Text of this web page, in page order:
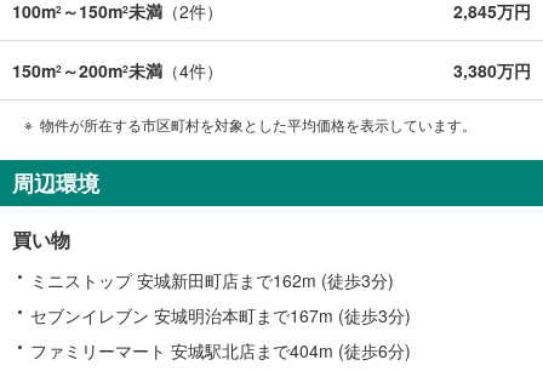
100m2 ～150m2未満 （2件） 2,845万円
150m2 ～200m2未満 （4件） 3,380万円
物件が所在する市区町村を対象とした平均価格を表示しています。
周辺環境
買い物
ミニストップ 安城新田町店まで162m (徒歩3分)
セブンイレブン 安城明治本町まで167m (徒歩3分)
ファミリーマート 安城駅北店まで404m (徒歩6分)